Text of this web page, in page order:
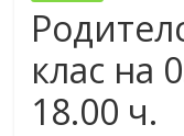
клас на
18.00 ч.